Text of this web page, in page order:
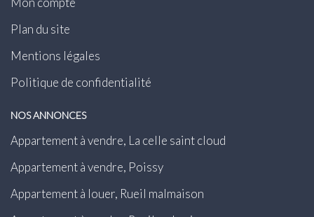
Plan du site
Mentions légales
Politique de confidentialité
NOS ANNONCES
Appartement à vendre, La celle saint cloud
Appartement à vendre, Poissy
Appartement à louer, Rueil malmaison